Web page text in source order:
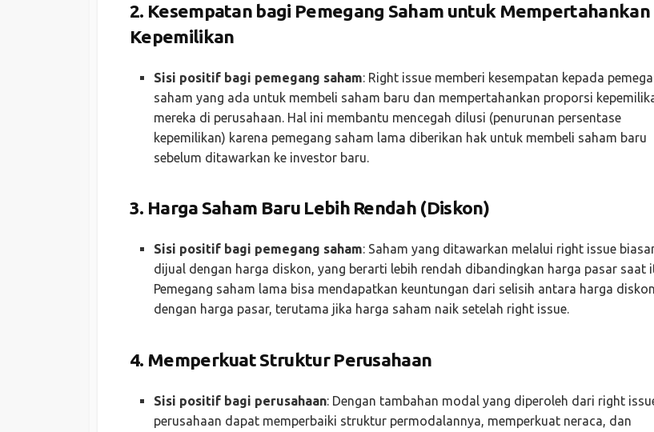
2. Kesempatan bagi Pemegang Saham untuk Mempertahankan
Kepemilikan
Sisi positif bagi pemegang saham: Right issue memberi kesempatan kepada
saham yang ada untuk membeli saham baru dan mempertahankan proporsi
mereka di perusahaan. Hal ini membantu mencegah dilusi (penurunan persentase
kepemilikan) karena pemegang saham lama diberikan hak untuk membeli saham baru
sebelum ditawarkan ke investor baru.
3. Harga Saham Baru Lebih Rendah (Diskon)
Sisi positif bagi pemegang saham: Saham yang ditawarkan melalui right issue
dijual dengan harga diskon, yang berarti lebih rendah dibandingkan harga pasar saat
Pemegang saham lama bisa mendapatkan keuntungan dari selisih antara harga diskon
dengan harga pasar, terutama jika harga saham naik setelah right issue.
4. Memperkuat Struktur Perusahaan
Sisi positif bagi perusahaan: Dengan tambahan modal yang diperoleh dari right
perusahaan dapat memperbaiki struktur permodalannya, memperkuat neraca, dan